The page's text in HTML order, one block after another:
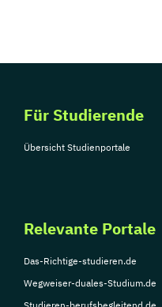
Für Studierende
Übersicht Studienportale
Relevante Portale
Das-Richtige-studieren.de
Wegweiser-duales-Studium.de